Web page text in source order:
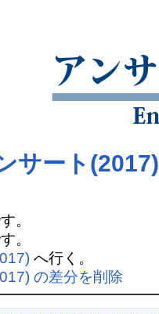
サート(2017)
。
。
へ行く。
の差分を削除